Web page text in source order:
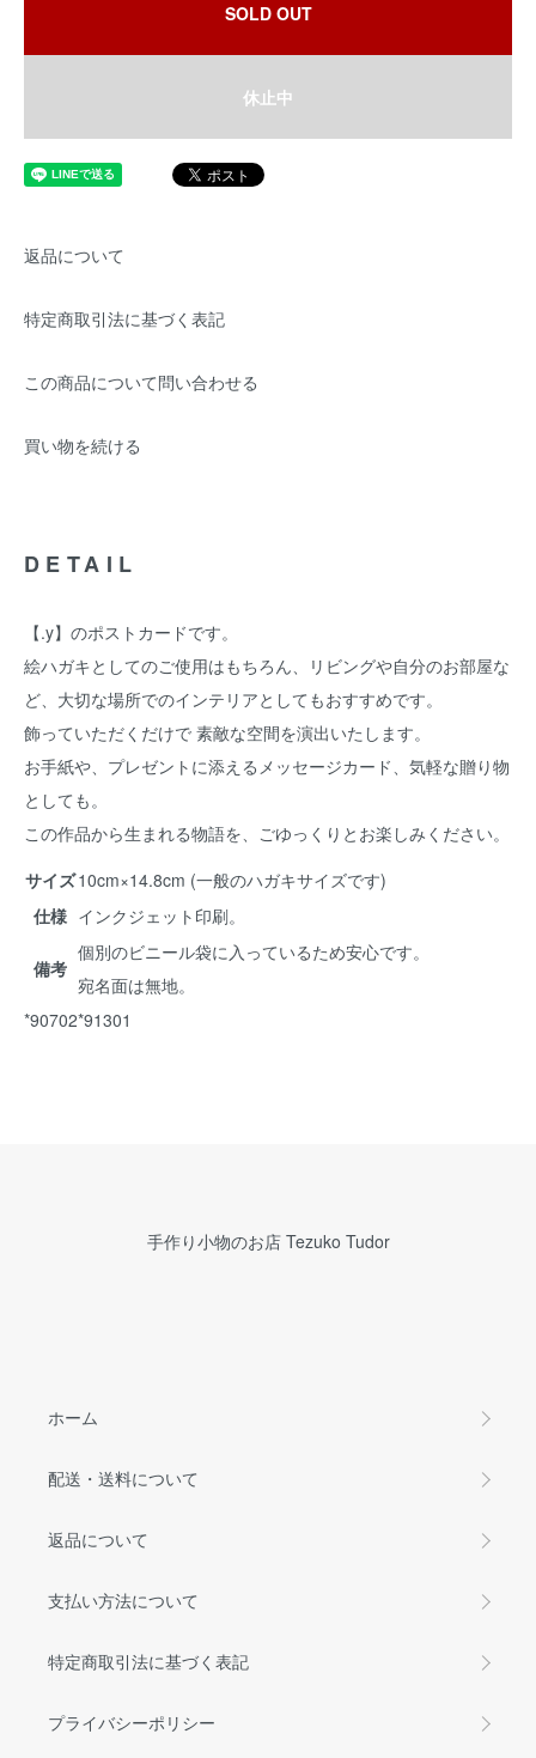
SOLD OUT
休止中
返品について
特定商取引法に基づく表記
この商品について問い合わせる
買い物を続ける
DETAIL
【.y】のポストカードです。
絵ハガキとしてのご使用はもちろん、リビングや自分のお部屋な
ど、大切な場所でのインテリアとしてもおすすめです。
飾っていただくだけで 素敵な空間を演出いたします。
お手紙や、プレゼントに添えるメッセージカード、気軽な贈り物
としても。
この作品から生まれる物語を、ごゆっくりとお楽しみください。
サイズ10cm×14.8cm (一般のハガキサイズです)
仕様 インクジェット印刷。
備考
個別のビニール袋に入っているため安心です。
宛名面は無地。
*90702*91301
手作り小物のお店 Tezuko Tudor
ホーム
配送・送料について
返品について
支払い方法について
特定商取引法に基づく表記
プライバシーポリシー